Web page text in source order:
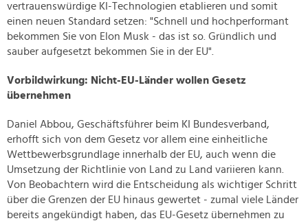
vertrauenswürdige KI-Technologien etablieren und somit
einen neuen Standard setzen: "Schnell und hochperformant
bekommen Sie von Elon Musk - das ist so. Gründlich und
sauber aufgesetzt bekommen Sie in der EU".
Vorbildwirkung: Nicht-EU-Länder wollen Gesetz
übernehmen
Daniel Abbou, Geschäftsführer beim KI Bundesverband,
erhofft sich von dem Gesetz vor allem eine einheitliche
Wettbewerbsgrundlage innerhalb der EU, auch wenn die
Umsetzung der Richtlinie von Land zu Land variieren kann.
Von Beobachtern wird die Entscheidung als wichtiger Schritt
über die Grenzen der EU hinaus gewertet - zumal viele Länder
bereits angekündigt haben, das EU-Gesetz übernehmen zu